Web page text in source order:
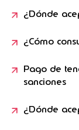
¿Dónde
¿Cómo
Pago de
sanciones
¿Dónde